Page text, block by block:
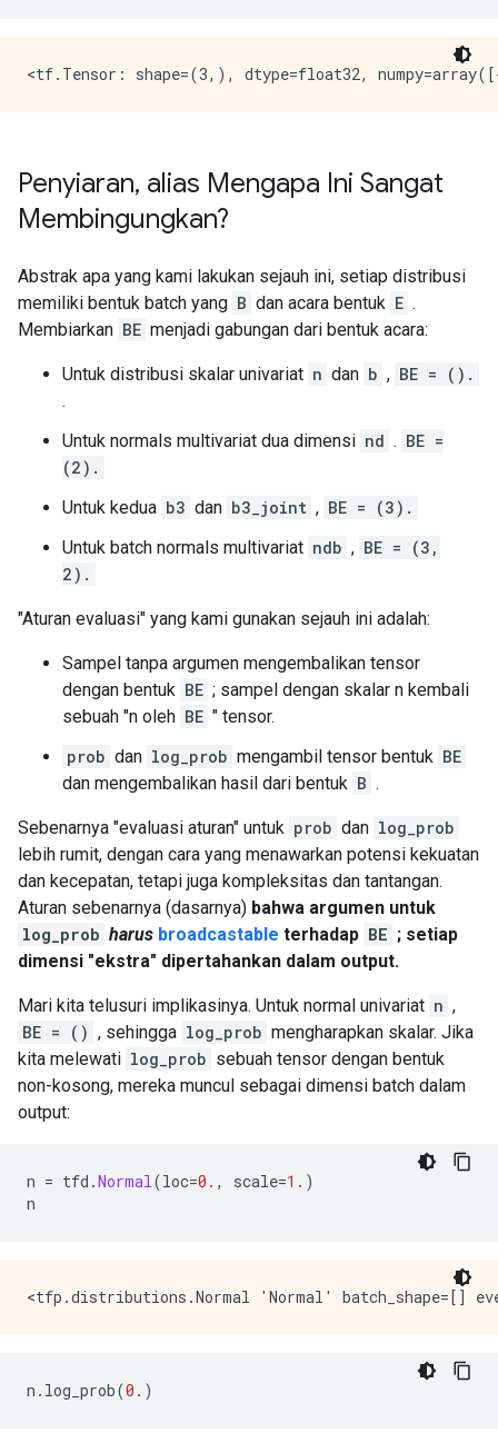
Penyiaran, alias Mengapa Ini Sangat
Membingungkan?
Abstrak apa yang kami lakukan sejauh ini, setiap distribusi
memiliki bentuk batch yang B dan acara bentuk E .
Membiarkan BE menjadi gabungan dari bentuk acara:
Untuk distribusi skalar univariat n dan b , BE = ().
.
Untuk normals multivariat dua dimensi nd . BE =
(2).
Untuk kedua b3 dan b3_joint , BE = (3).
Untuk batch normals multivariat ndb , BE = (3,
2).
"Aturan evaluasi" yang kami gunakan sejauh ini adalah:
Sampel tanpa argumen mengembalikan tensor
dengan bentuk BE ; sampel dengan skalar n kembali
sebuah "n oleh BE " tensor.
prob dan log_prob mengambil tensor bentuk BE
dan mengembalikan hasil dari bentuk B .
Sebenarnya "evaluasi aturan" untuk prob dan log_prob
lebih rumit, dengan cara yang menawarkan potensi kekuatan
dan kecepatan, tetapi juga kompleksitas dan tantangan.
Aturan sebenarnya (dasarnya) bahwa argumen untuk
log_prob harus broadcastable terhadap BE ; setiap
dimensi "ekstra" dipertahankan dalam output.
Mari kita telusuri implikasinya. Untuk normal univariat n ,
BE = () , sehingga log_prob mengharapkan skalar. Jika
kita melewati log_prob sebuah tensor dengan bentuk
non-kosong, mereka muncul sebagai dimensi batch dalam
output:
n = tfd .Normal(loc=0. , scale=1. )
n
n . log_prob(0. )